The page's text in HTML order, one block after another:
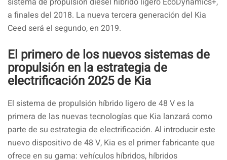
a finales del 2018. La nueva tercera generación del Kia
Ceed será el segundo, en 2019.
El primero de los nuevos sistemas de
propulsión en la estrategia de
electrificación 2025 de Kia
El sistema de propulsión híbrido ligero de 48 V es la
primera de las nuevas tecnologías que Kia lanzará como
parte de su estrategia de electrificación. Al introducir este
nuevo dispositivo de 48 V, Kia es el primer fabricante que
ofrece en su gama: vehículos híbridos, híbridos